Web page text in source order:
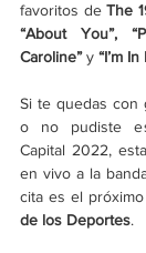
favoritos de The
“About You”,
Caroline” y “I’m
Si te quedas con
o no pudiste
Capital 2022,
en vivo a la
cita es el
de los Deportes.